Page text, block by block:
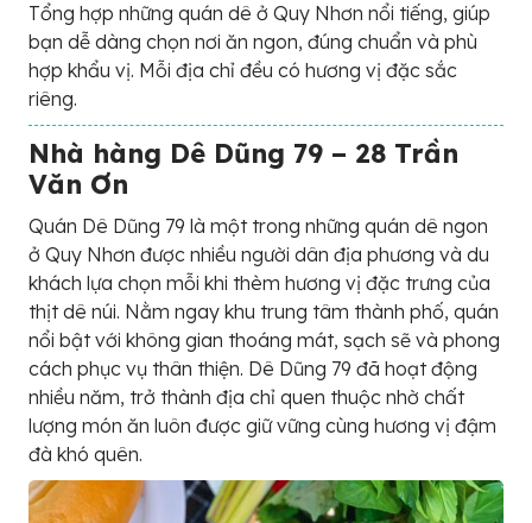
Tổng hợp những quán dê ở Quy Nhơn nổi tiếng, giúp
bạn dễ dàng chọn nơi ăn ngon, đúng chuẩn và phù
hợp khẩu vị. Mỗi địa chỉ đều có hương vị đặc sắc
riêng.
Nhà hàng Dê Dũng 79 – 28 Trần
Văn Ơn
Quán Dê Dũng 79 là một trong những quán dê ngon
ở Quy Nhơn được nhiều người dân địa phương và du
khách lựa chọn mỗi khi thèm hương vị đặc trưng của
thịt dê núi. Nằm ngay khu trung tâm thành phố, quán
nổi bật với không gian thoáng mát, sạch sẽ và phong
cách phục vụ thân thiện. Dê Dũng 79 đã hoạt động
nhiều năm, trở thành địa chỉ quen thuộc nhờ chất
lượng món ăn luôn được giữ vững cùng hương vị đậm
đà khó quên.